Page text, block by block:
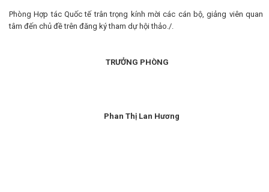
Phòng Hợp tác Quốc tế trân trọng kính mời các cán bộ, giảng viên quan
tâm đến chủ đề trên đăng ký tham dự hội thảo./.
TRƯỞNG PHÒNG
Phan Thị Lan Hương